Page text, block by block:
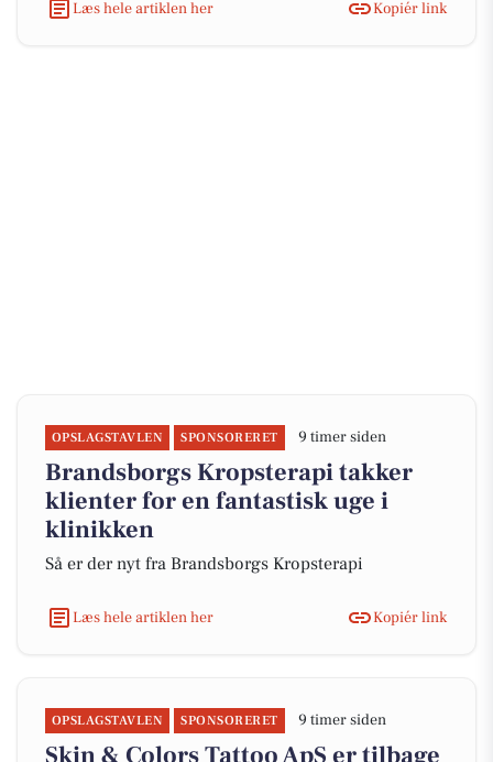
Læs hele artiklen her Kopiér link
OPSLAGSTAVLEN SPONSORERET 9 timer siden
Brandsborgs Kropsterapi takker
klienter for en fantastisk uge i
klinikken
Så er der nyt fra Brandsborgs Kropsterapi
Læs hele artiklen her Kopiér link
OPSLAGSTAVLEN SPONSORERET 9 timer siden
Skin & Colors Tattoo ApS er tilbage